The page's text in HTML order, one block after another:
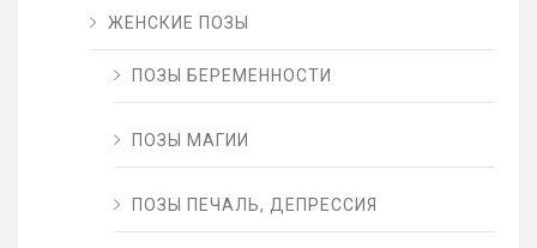
ЖЕНСКИЕ ПОЗЫ
ПОЗЫ БЕРЕМЕННОСТИ
ПОЗЫ МАГИИ
ПОЗЫ ПЕЧАЛЬ, ДЕПРЕССИЯ